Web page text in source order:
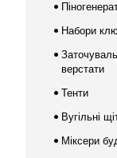
Набори
верстати
Тенти
Вугільні
Міксери